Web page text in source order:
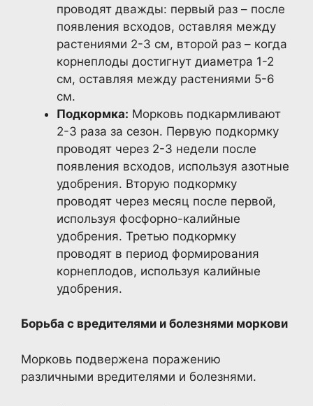
проводят дважды: первый раз – после
появления всходов, оставляя между
растениями 2-3 см, второй раз – когда
корнеплоды достигнут диаметра 1-2
см, оставляя между растениями 5-6
см.
Подкормка: Морковь подкармливают
2-3 раза за сезон. Первую подкормку
проводят через 2-3 недели после
появления всходов, используя азотные
удобрения. Вторую подкормку
проводят через месяц после первой,
используя фосфорно-калийные
удобрения. Третью подкормку
проводят в период формирования
корнеплодов, используя калийные
удобрения.
Борьба с вредителями и болезнями моркови
Морковь подвержена поражению
различными вредителями и болезнями.